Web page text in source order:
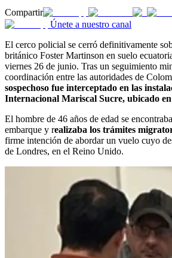
Compartir
Únete a nuestro canal
El cerco policial se cerró definitivamente
británico Foster Martinson en suelo
viernes 26 de junio. Tras un seguimiento
coordinación entre las autoridades de
sospechoso fue interceptado en las
Internacional Mariscal Sucre, ubicado
El hombre de 46 años de edad se
embarque y realizaba los trámites
firme intención de abordar un vuelo cuyo
de Londres, en el Reino Unido.